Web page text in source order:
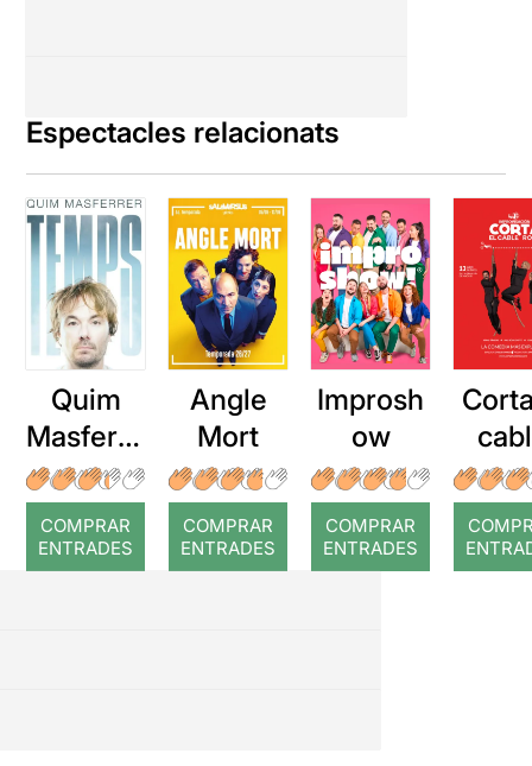
Espectacles relacionats
Quim
Masferre
r: Temps
COMPRAR
ENTRADES
Angle
Mort
COMPRAR
ENTRADES
Improsh
ow
COMPRAR
ENTRADES